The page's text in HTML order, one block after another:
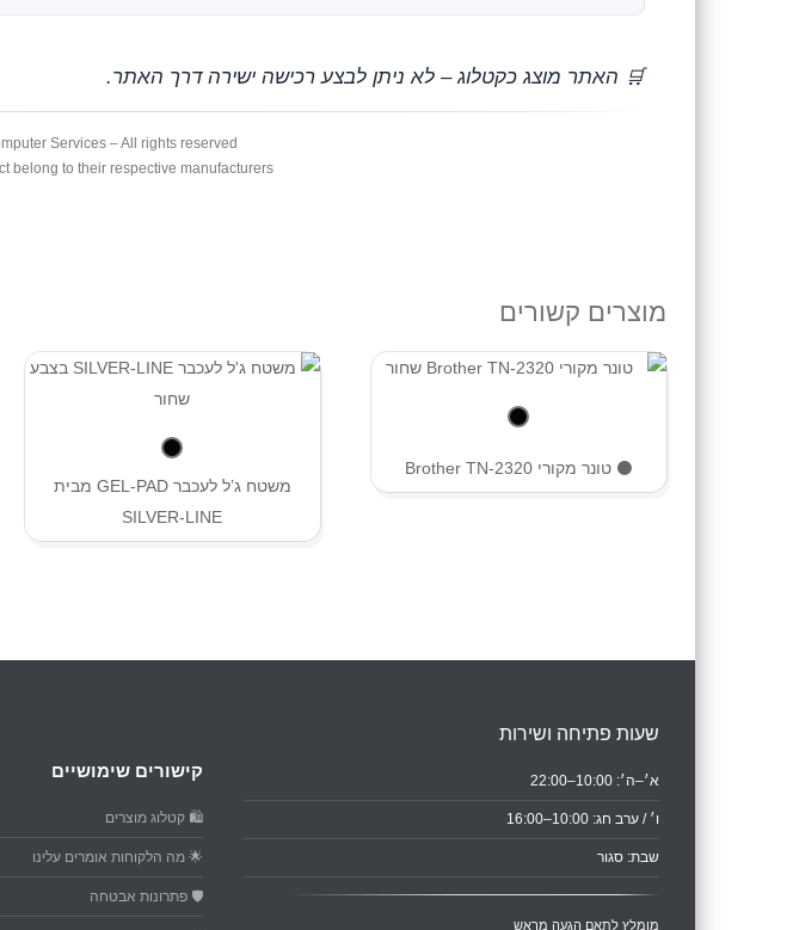
🛒 האתר מוצג כקטלוג – לא ניתן לבצע רכישה ישירה דרך האתר.
Services – All rights reserved ©
belong to their respective manufacturers
מוצרים קשורים
⚫️ טונר מקורי Brother TN-2320
משטח ג’ל לעכבר GEL-PAD מבית
SILVER-LINE
קישורים שימושיים
🛍️ קטלוג מוצרים
🌟 מה הלקוחות אומרים עלינו
🛡️ פתרונות אבטחה
שעות פתיחה ושירות
א׳–ה׳: 10:00–22:00
ו׳ / ערב חג: 10:00–16:00
שבת: סגור
מומלץ לתאם הגעה מראש